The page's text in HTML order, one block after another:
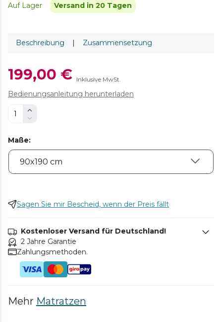
Auf Lager Versand in 20 Tagen
Beschreibung | Zusammensetzung
199,00 € Inklusive MwSt.
Bedienungsanleitung herunterladen
Maße:
Sagen Sie mir Bescheid, wenn der Preis fällt
Kostenloser Versand für Deutschland!
2 Jahre Garantie
Zahlungsmethoden.
Mehr Matratzen